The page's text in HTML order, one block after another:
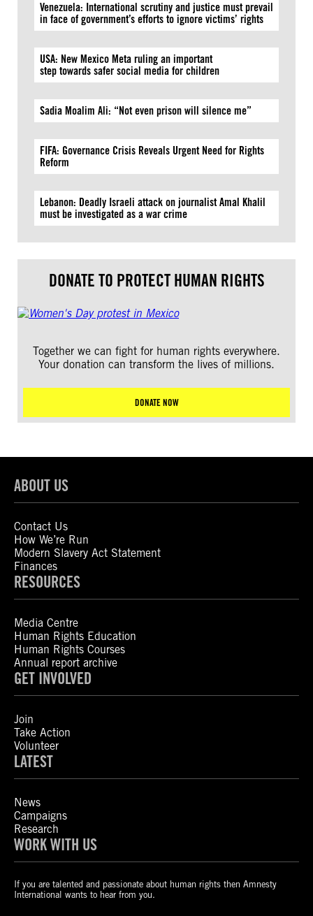
Venezuela: International scrutiny and justice must prevail
in face of government’s efforts to ignore victims’ rights
USA: New Mexico Meta ruling an important
step towards safer social media for children
Sadia Moalim Ali: “Not even prison will silence me”
FIFA: Governance Crisis Reveals Urgent Need for Rights
Reform
Lebanon: Deadly Israeli attack on journalist Amal Khalil
must be investigated as a war crime
DONATE TO PROTECT HUMAN RIGHTS
Together we can fight for human rights everywhere.
Your donation can transform the lives of millions.
DONATE NOW
ABOUT US
Contact Us
How We’re Run
Modern Slavery Act Statement
Finances
RESOURCES
Media Centre
Human Rights Education
Human Rights Courses
Annual report archive
GET INVOLVED
Join
Take Action
Volunteer
LATEST
News
Campaigns
Research
WORK WITH US
If you are talented and passionate about human rights then Amnesty
International wants to hear from you.